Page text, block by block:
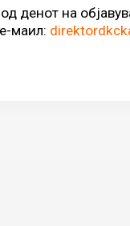
денот на
маил: